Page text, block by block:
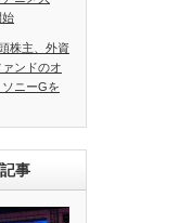
始
株主、外資
ンドのオ
ニーGを
事